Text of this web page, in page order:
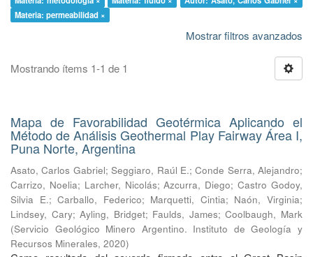
Materia: permeabilidad ×
Mostrar filtros avanzados
Mostrando ítems 1-1 de 1
Mapa de Favorabilidad Geotérmica Aplicando el
Método de Análisis Geothermal Play Fairway Área I,
Puna Norte, Argentina
Asato, Carlos Gabriel;Seggiaro, Raúl E.;Conde Serra, Alejandro;
Carrizo, Noelia; Larcher, Nicolás;Azcurra, Diego;Castro Godoy,
Silvia E.;Carballo, Federico; Marquetti, Cintia; Naón, Virginia;
Lindsey, Cary;Ayling, Bridget; Faulds, James;Coolbaugh, Mark
(Servicio Geológico Minero Argentino. Instituto de Geología y
Recursos Minerales, 2020)